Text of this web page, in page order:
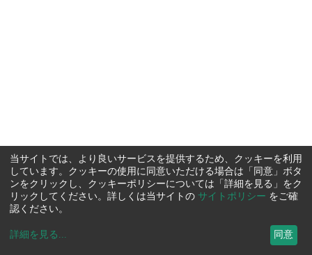
当サイトでは、より良いサービスを提供するため、クッキーを利用
しています。クッキーの使用に同意いただける場合は「同意」ボタ
ンをクリックし、クッキーポリシーについては「詳細を見る」をク
リックしてください。詳しくは当サイトの サイトポリシー をご確
認ください。
詳細を見る ... 同意